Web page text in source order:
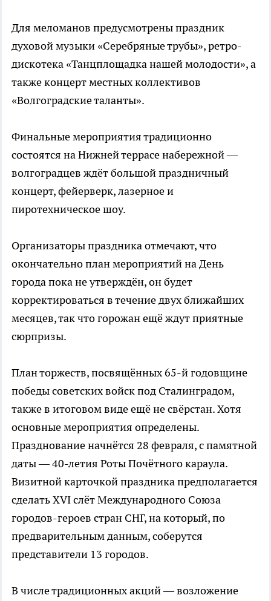
Для меломанов предусмотрены праздник
духовой музыки «Серебряные трубы», ретро-
дискотека «Танцплощадка нашей молодости», а
также концерт местных коллективов
«Волгоградские таланты».
Финальные мероприятия традиционно
состоятся на Нижней террасе набережной —
волгоградцев ждёт большой праздничный
концерт, фейерверк, лазерное и
пиротехническое шоу.
Организаторы праздника отмечают, что
окончательно план мероприятий на День
города пока не утверждён, он будет
корректироваться в течение двух ближайших
месяцев, так что горожан ещё ждут приятные
сюрпризы.
План торжеств, посвящённых 65-й годовщине
победы советских войск под Сталинградом,
также в итоговом виде ещё не свёрстан. Хотя
основные мероприятия определены.
Празднование начнётся 28 февраля, с памятной
даты — 40-летия Роты Почётного караула.
Визитной карточкой праздника предполагается
сделать XVI слёт Международного Союза
городов-героев стран СНГ, на который, по
предварительным данным, соберутся
представители 13 городов.
В числе традиционных акций — возложение